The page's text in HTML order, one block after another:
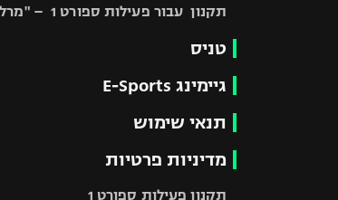
תקנון עבור פעילות ספורט 1 – "מרלן"
טניס
גיימינג E-Sports
תנאי שימוש
מדיניות פרטיות
תקנון פעילות ספורט 1